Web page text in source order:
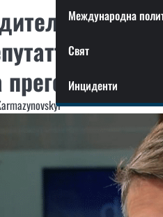
Международна
Свят
Инциденти
на
от
с